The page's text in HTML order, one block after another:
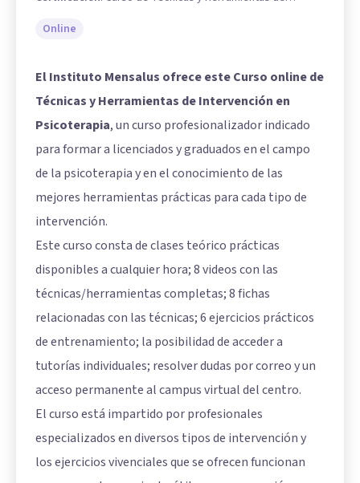
Online
El Instituto Mensalus ofrece este Curso online de
Técnicas y Herramientas de Intervención en
Psicoterapia, un curso profesionalizador indicado
para formar a licenciados y graduados en el campo
de la psicoterapia y en el conocimiento de las
mejores herramientas prácticas para cada tipo de
intervención.
Este curso consta de clases teórico prácticas
disponibles a cualquier hora; 8 videos con las
técnicas/herramientas completas; 8 fichas
relacionadas con las técnicas; 6 ejercicios prácticos
de entrenamiento; la posibilidad de acceder a
tutorías individuales; resolver dudas por correo y un
acceso permanente al campus virtual del centro.
El curso está impartido por profesionales
especializados en diversos tipos de intervención y
los ejercicios vivenciales que se ofrecen funcionan